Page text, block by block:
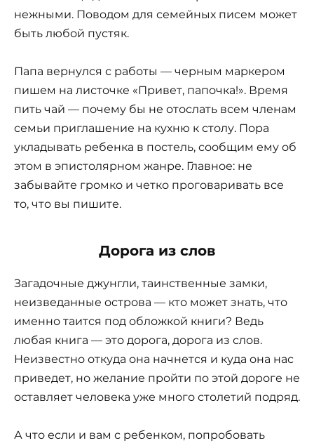
нежными. Поводом для семейных писем может
быть любой пустяк.
Папа вернулся с работы — черным маркером
пишем на листочке «Привет, папочка!». Время
пить чай — почему бы не отослать всем членам
семьи приглашение на кухню к столу. Пора
укладывать ребенка в постель, сообщим ему об
этом в эпистолярном жанре. Главное: не
забывайте громко и четко проговаривать все
то, что вы пишите.
Дорога из слов
Загадочные джунгли, таинственные замки,
неизведанные острова — кто может знать, что
именно таится под обложкой книги? Ведь
любая книга — это дорога, дорога из слов.
Неизвестно откуда она начнется и куда она нас
приведет, но желание пройти по этой дороге не
оставляет человека уже много столетий подряд.
А что если и вам с ребенком, попробовать